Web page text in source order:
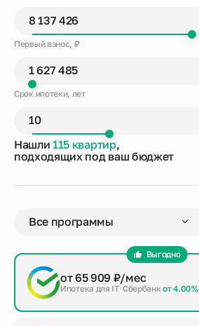
Первый взнос, ₽
Срок ипотеки, лет
Нашли 115 квартир,
подходящих под ваш бюджет
Выгодно
Ипотека для IT Сбербанкот 4.00%
от 65 909 ₽/мес